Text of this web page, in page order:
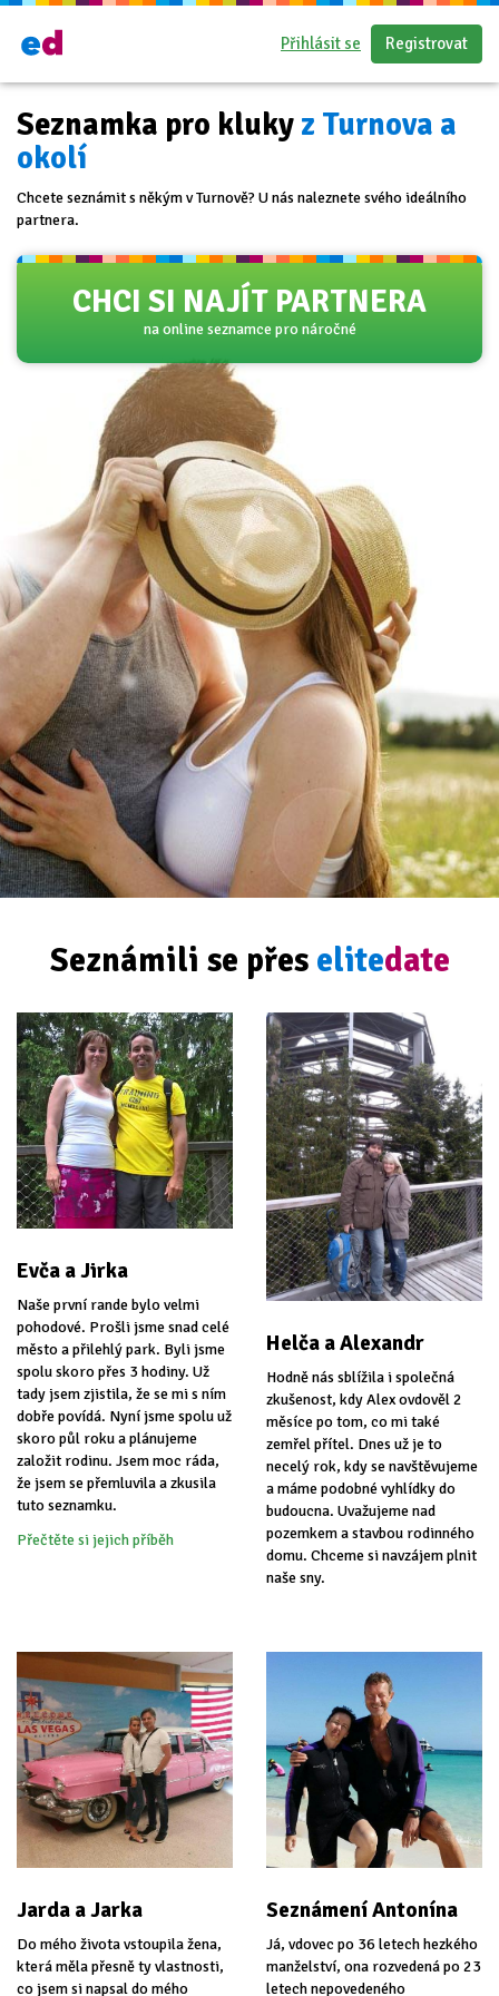
Přihlásit se Registrovat
Seznamka pro kluky z Turnova a
okolí
Chcete seznámit s někým v Turnově? U nás naleznete svého ideálního
partnera.
CHCI SI NAJÍT PARTNERA
na online seznamce pro náročné
Seznámili se přes elitedate
Evča a Jirka
Naše první rande bylo velmi
pohodové. Prošli jsme snad celé
město a přilehlý park. Byli jsme
spolu skoro přes 3 hodiny. Už
tady jsem zjistila, že se mi s ním
dobře povídá. Nyní jsme spolu už
skoro půl roku a plánujeme
založit rodinu. Jsem moc ráda,
že jsem se přemluvila a zkusila
tuto seznamku.
Přečtěte si jejich příběh
Helča a Alexandr
Hodně nás sblížila i společná
zkušenost, kdy Alex ovdověl 2
měsíce po tom, co mi také
zemřel přítel. Dnes už je to
necelý rok, kdy se navštěvujeme
a máme podobné vyhlídky do
budoucna. Uvažujeme nad
pozemkem a stavbou rodinného
domu. Chceme si navzájem plnit
naše sny.
Jarda a Jarka
Do mého života vstoupila žena,
která měla přesně ty vlastnosti,
co jsem si napsal do mého
Seznámení Antonína
Já, vdovec po 36 letech hezkého
manželství, ona rozvedená po 23
letech nepovedeného